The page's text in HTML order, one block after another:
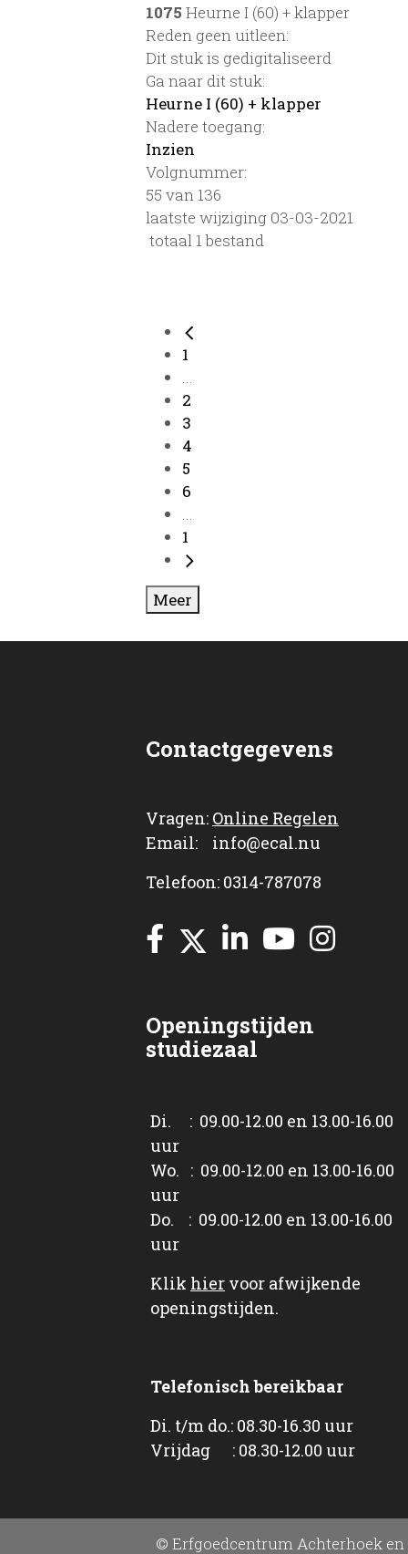
1075 Heurne I (60) + klapper
Reden geen uitleen:
Dit stuk is gedigitaliseerd
Ga naar dit stuk:
Heurne I (60) + klapper
Nadere toegang:
Inzien
Volgnummer:
55 van 136
laatste wijziging 03-03-2021
totaal 1 bestand
1
...
2
3
4
5
6
...
1
Meer
Contactgegevens
Vragen: Online Regelen
Email: info@ecal.nu
Telefoon: 0314-787078
Openingstijden
studiezaal
Di. : 09.00-12.00 en 13.00-16.00
uur
Wo. : 09.00-12.00 en 13.00-16.00
uur
Do. : 09.00-12.00 en 13.00-16.00
uur
Klik hier voor afwijkende
openingstijden.
Telefonisch bereikbaar
Di. t/m do.: 08.30-16.30 uur
Vrijdag : 08.30-12.00 uur
© Erfgoedcentrum Achterhoek en